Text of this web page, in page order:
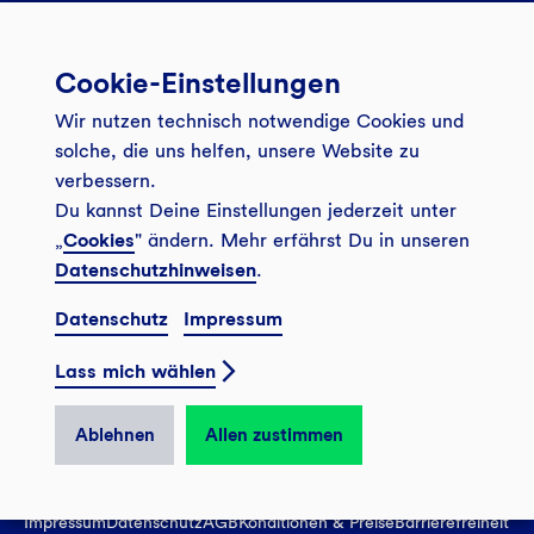
Banking App
Service
Onlinebanking Login
FAQ
Kontakt
Newsletter
Unsere Angebote
Mitgliederkonto
Festgeld
Tagesgeldkonto
Finanzieren
Investieren
GLS Bank Anteile
Über uns
Wo wirkt die GLS?
Weitersagen
Veranstaltungen
Filiale finden
Presse
Karriere
Sozial-ökologisch seit 1974
© 2026 GLS Gemeinschaftsbank eG
Vertrag widerrufen
ImpressumDatenschutzAGBKonditionen & PreiseBarrierefreiheit
Cookie-Einstellungen
Wir nutzen technisch notwendige Cookies und
solche, die uns helfen, unsere Website zu
verbessern.
Du kannst Deine Einstellungen jederzeit unter
„Cookies" ändern. Mehr erfährst Du in unseren
Datenschutzhinweisen.
Datenschutz Impressum
Lass mich wählen
Ablehnen Allen zustimmen